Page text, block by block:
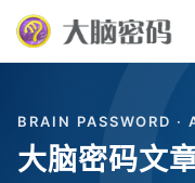
BRAIN PASSWORD ·
大脑密码文